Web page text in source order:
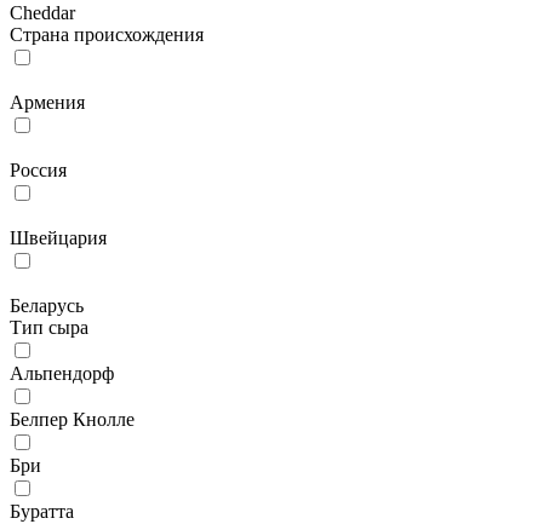
Сheddar
Страна происхождения
Армения
Россия
Швейцария
Беларусь
Тип сыра
Альпендорф
Белпер Кнолле
Бри
Буратта